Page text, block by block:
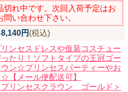
切れ中です。次回入荷予定はお
問い合わせ下さい。
8,140円 (税込)
ンセスドレスや仮装コスチュー
たり！ソフトタイプの王冠ゴー
ウン☆プリンセスパーティーやお
【メール便配送可】
プリンセスクラウン ゴールド＞